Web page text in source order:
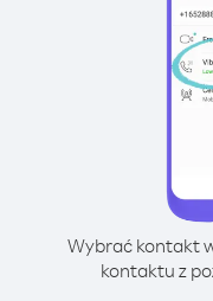
Wybrać kontakt
kontaktu z